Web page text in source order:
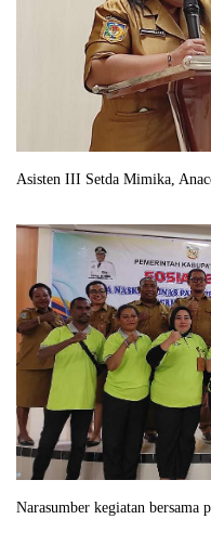
Asisten III Setda Mimika,
Narasumber kegiatan bersama